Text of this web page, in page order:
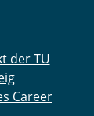
der TU
Career